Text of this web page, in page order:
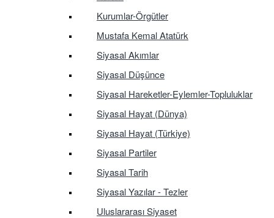
Kurumlar-Örgütler
Mustafa Kemal Atatürk
Siyasal Akımlar
Siyasal Düşünce
Siyasal Hareketler-Eylemler-Topluluklar
Siyasal Hayat (Dünya)
Siyasal Hayat (Türkiye)
Siyasal Partiler
Siyasal Tarih
Siyasal Yazılar - Tezler
Uluslararası Siyaset